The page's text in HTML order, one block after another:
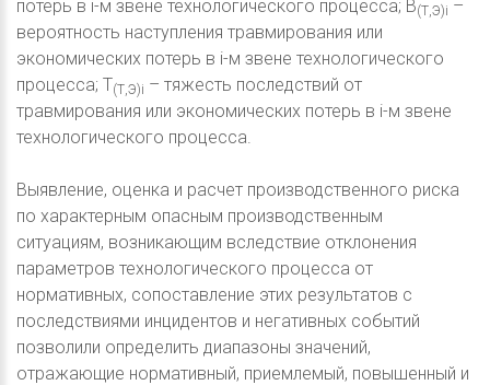
потерь в i-м звене технологического процесса; В(Т,Э)i –
вероятность наступления травмирования или
экономических потерь в i-м звене технологического
процесса; Т(Т,Э)i – тяжесть последствий от
травмирования или экономических потерь в i-м звене
технологического процесса.
Выявление, оценка и расчет производственного риска
по характерным опасным производственным
ситуациям, возникающим вследствие отклонения
параметров технологического процесса от
нормативных, сопоставление этих результатов с
последствиями инцидентов и негативных событий
позволили определить диапазоны значений,
отражающие нормативный, приемлемый, повышенный и